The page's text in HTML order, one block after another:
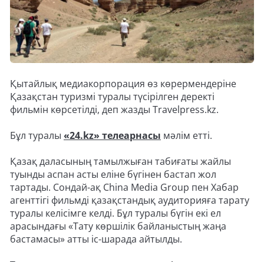
Қытайлық медиакорпорация өз көрермендеріне
Қазақстан туризмі туралы түсірілген деректі
фильмін көрсетілді, деп жазды Travelpress.kz.
Бұл туралы «24.kz» телеарнасы мәлім етті.
Қазақ даласының тамылжыған табиғаты жайлы
туынды аспан асты еліне бүгінен бастап жол
тартады. Сондай-ақ China Media Group пен Хабар
агенттігі фильмді қазақстандық аудиторияға тарату
туралы келісімге келді. Бұл туралы бүгін екі ел
арасындағы «Тату көршілік байланыстың жаңа
бастамасы» атты іс-шарада айтылды.